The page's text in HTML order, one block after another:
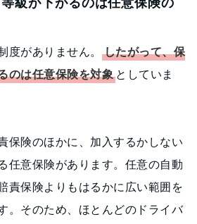
度がありません。
したがって、保
のは任意保険を対象 としていま
保険のほかに、加入するかしない
任意保険があります。任意の自動
責保険よりもはるかに広い範囲を
。そのため、ほとんどのドライバ